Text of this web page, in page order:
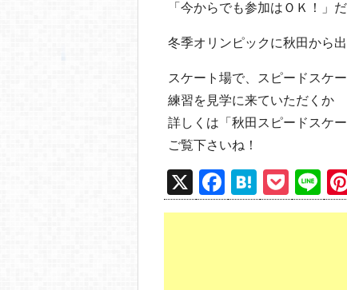
「今からでも参加はＯＫ！」
冬季オリンピックに秋田から
スケート場で、スピードスケ
練習を見学に来ていただくか
詳しくは「秋田スピードスケ
ご覧下さいね
X
F
a
H
at
P
o
Li
n